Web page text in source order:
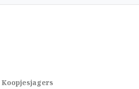
Koopjesjagers